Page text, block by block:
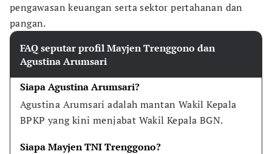
pengawasan keuangan serta sektor pertahanan dan
pangan.
FAQ seputar profil Mayjen Trenggono dan
Agustina Arumsari
Siapa Agustina Arumsari?
Agustina Arumsari adalah mantan Wakil Kepala
BPKP yang kini menjabat Wakil Kepala BGN.
Siapa Mayjen TNI Trenggono?